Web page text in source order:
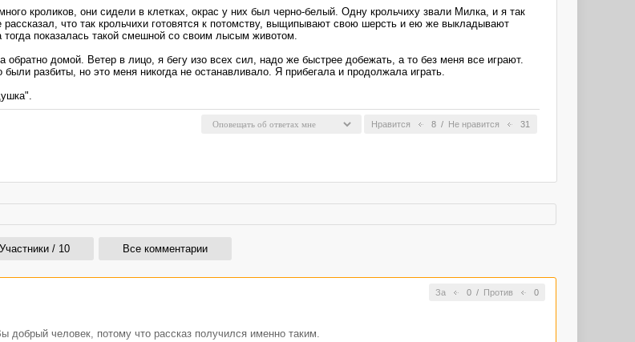
кроликов, они сидели в клетках, окрас у них был черно-белый. Одну крольчиху звали Милка, и я так
что так крольчихи готовятся к потомству, выщипывают свою шерсть и ею же выкладывают
показалась такой смешной со своим лысым животом.
домой. Ветер в лицо, я бегу изо всех сил, надо же быстрее добежать, а то без меня все играют.
разбиты, но это меня никогда не останавливало. Я прибегала и продолжала играть.
Нравится 8 / Не нравится 31
Участники / 10 Все комментарии
За 0/ Против 0
человек, потому что рассказ получился именно таким.